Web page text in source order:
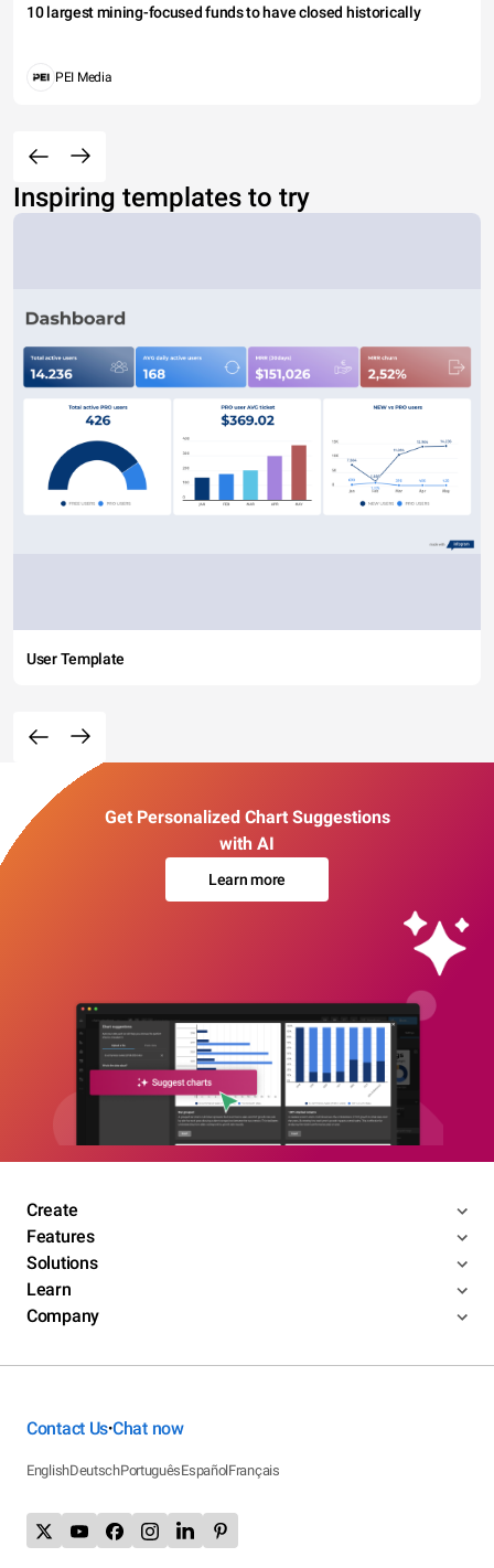
10 largest mining-focused funds to have closed historically
PEI Media
Inspiring templates to try
User Template
Get Personalized Chart Suggestions
with AI
Learn more
Create
Features
Solutions
Learn
Company
Contact Us•Chat now
EnglishDeutschPortuguêsEspañolFrançais